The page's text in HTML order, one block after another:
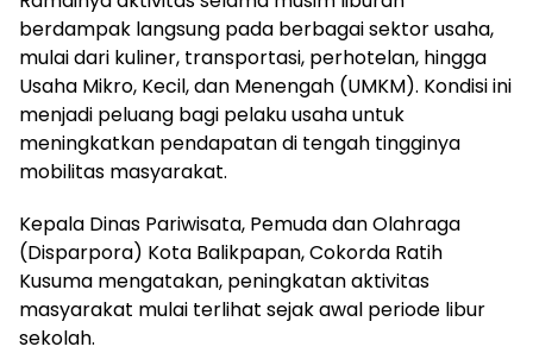
berdampak langsung pada berbagai sektor usaha,
mulai dari kuliner, transportasi, perhotelan, hingga
Usaha Mikro, Kecil, dan Menengah (UMKM). Kondisi ini
menjadi peluang bagi pelaku usaha untuk
meningkatkan pendapatan di tengah tingginya
mobilitas masyarakat.
Kepala Dinas Pariwisata, Pemuda dan Olahraga
(Disparpora) Kota Balikpapan, Cokorda Ratih
Kusuma mengatakan, peningkatan aktivitas
masyarakat mulai terlihat sejak awal periode libur
sekolah.